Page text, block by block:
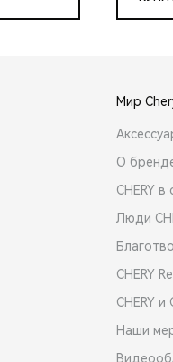
Мир
О
CHERY в
Люди
CHERY
CHERY
Наши